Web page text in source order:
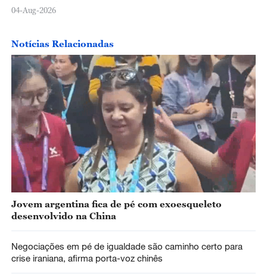
04-Aug-2026
Notícias Relacionadas
Jovem argentina fica de pé com exoesqueleto
desenvolvido na China
Negociações em pé de igualdade são caminho certo para
crise iraniana, afirma porta-voz chinês